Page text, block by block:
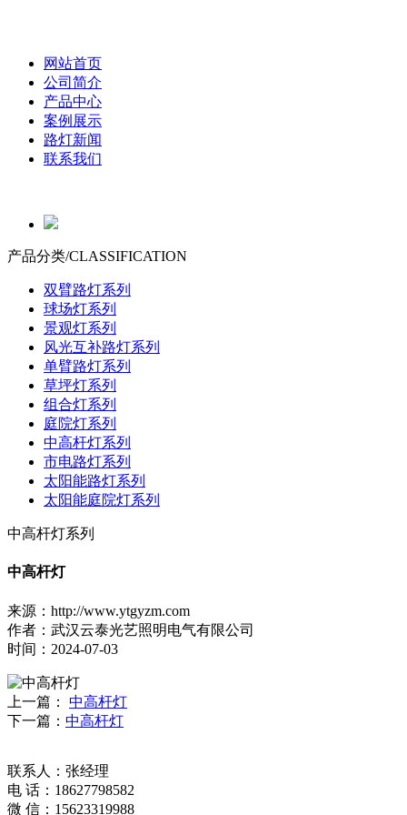
网站首页
公司简介
产品中心
案例展示
路灯新闻
联系我们
产品分类/CLASSIFICATION
双臂路灯系列
球场灯系列
景观灯系列
风光互补路灯系列
单臂路灯系列
草坪灯系列
组合灯系列
庭院灯系列
中高杆灯系列
市电路灯系列
太阳能路灯系列
太阳能庭院灯系列
中高杆灯系列
中高杆灯
来源：http://www.ytgyzm.com
作者：武汉云泰光艺照明电气有限公司
时间：2024-07-03
上一篇： 中高杆灯
下一篇： 中高杆灯
联系人：张经理
电 话：18627798582
微 信：15623319988